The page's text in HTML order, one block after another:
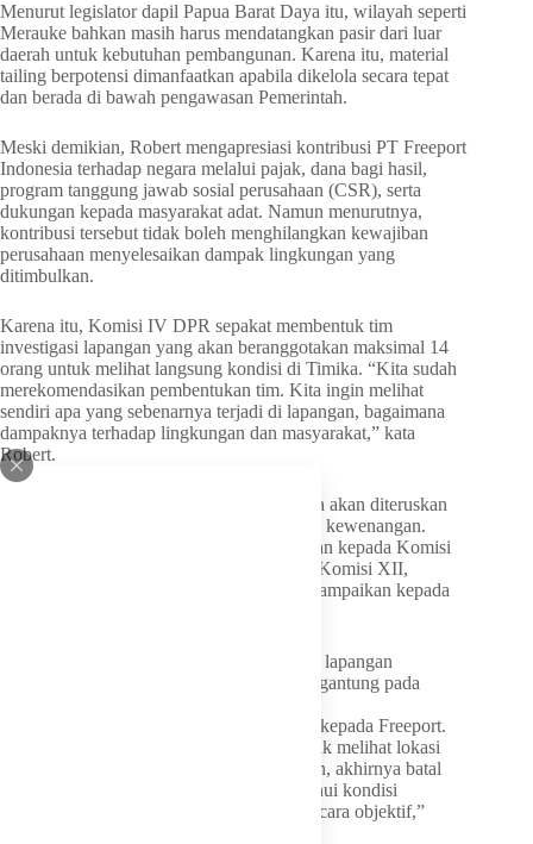
Menurut legislator dapil Papua Barat Daya itu, wilayah seperti
Merauke bahkan masih harus mendatangkan pasir dari luar
daerah untuk kebutuhan pembangunan. Karena itu, material
tailing berpotensi dimanfaatkan apabila dikelola secara tepat
dan berada di bawah pengawasan Pemerintah.
Meski demikian, Robert mengapresiasi kontribusi PT Freeport
Indonesia terhadap negara melalui pajak, dana bagi hasil,
program tanggung jawab sosial perusahaan (CSR), serta
dukungan kepada masyarakat adat. Namun menurutnya,
kontribusi tersebut tidak boleh menghilangkan kewajiban
perusahaan menyelesaikan dampak lingkungan yang
ditimbulkan.
Karena itu, Komisi IV DPR sepakat membentuk tim
investigasi lapangan yang akan beranggotakan maksimal 14
orang untuk melihat langsung kondisi di Timika. “Kita sudah
merekomendasikan pembentukan tim. Kita ingin melihat
sendiri apa yang sebenarnya terjadi di lapangan, bagaimana
dampaknya terhadap lingkungan dan masyarakat,” kata
Robert.
Ia menambahkan hasil temuan tim nantinya akan diteruskan
kepada komisi-komisi terkait sesuai bidang kewenangan.
Persoalan kesehatan akan direkomendasikan kepada Komisi
IX DPR, persoalan pertambangan kepada Komisi XII,
sedangkan persoalan infrastruktur akan disampaikan kepada
Robert juga mengingatkan agar kunjungan lapangan
dilakukan secara independen dan tidak bergantung pada
“Kalau kita mau turun, jangan bergantung kepada Freeport.
Saya pernah mengalami sendiri, saat hendak melihat lokasi
tailing menggunakan helikopter perusahaan, akhirnya batal
karena alasan cuaca. Kalau ingin mengetahui kondisi
sebenarnya, kita harus melihat langsung secara objektif,”